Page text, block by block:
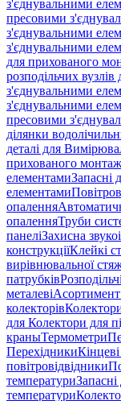
з'єднувальними
пресовими
з'єднувальними
з'єднувальними
для прихованого
розподільчих
з'єднувальними
з'єднувальними
пресовими
ділянки
деталі для
прихованого
елементамиЗапасні
елементами
опалення
опаленняТруби
панеліЗахисна
конструкціїКлейкі
вирівнювальної
патрубків
металевіАсортимент
колекторів
для Колектори для
краныТермометри
Перехідники
повітровідвідники
температури
температури